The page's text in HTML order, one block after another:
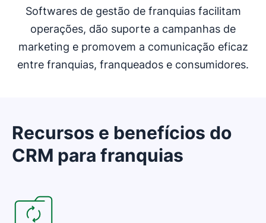
Softwares de gestão de franquias facilitam
operações, dão suporte a campanhas de
marketing e promovem a comunicação eficaz
entre franquias, franqueados e consumidores.
Recursos e benefícios do
CRM para franquias